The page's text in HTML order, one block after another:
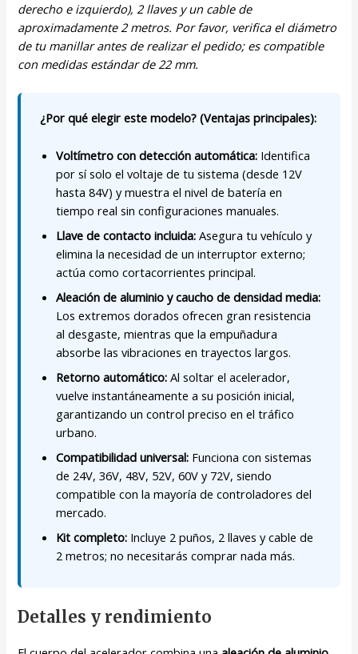
derecho e izquierdo), 2 llaves y un cable de
aproximadamente 2 metros. Por favor, verifica el diámetro
de tu manillar antes de realizar el pedido; es compatible
con medidas estándar de 22 mm.
¿Por qué elegir este modelo? (Ventajas principales):
Voltímetro con detección automática: Identifica
por sí solo el voltaje de tu sistema (desde 12V
hasta 84V) y muestra el nivel de batería en
tiempo real sin configuraciones manuales.
Llave de contacto incluida: Asegura tu vehículo y
elimina la necesidad de un interruptor externo;
actúa como cortacorrientes principal.
Aleación de aluminio y caucho de densidad media:
Los extremos dorados ofrecen gran resistencia
al desgaste, mientras que la empuñadura
absorbe las vibraciones en trayectos largos.
Retorno automático: Al soltar el acelerador,
vuelve instantáneamente a su posición inicial,
garantizando un control preciso en el tráfico
urbano.
Compatibilidad universal: Funciona con sistemas
de 24V, 36V, 48V, 52V, 60V y 72V, siendo
compatible con la mayoría de controladores del
mercado.
Kit completo: Incluye 2 puños, 2 llaves y cable de
2 metros; no necesitarás comprar nada más.
Detalles y rendimiento